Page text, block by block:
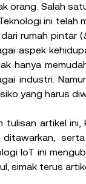
orang. Salah
ini telah
rumah pintar (
aspek
hanya
industri.
yang harus
tulisan artikel
ditawarkan,
IoT ini
simak terus